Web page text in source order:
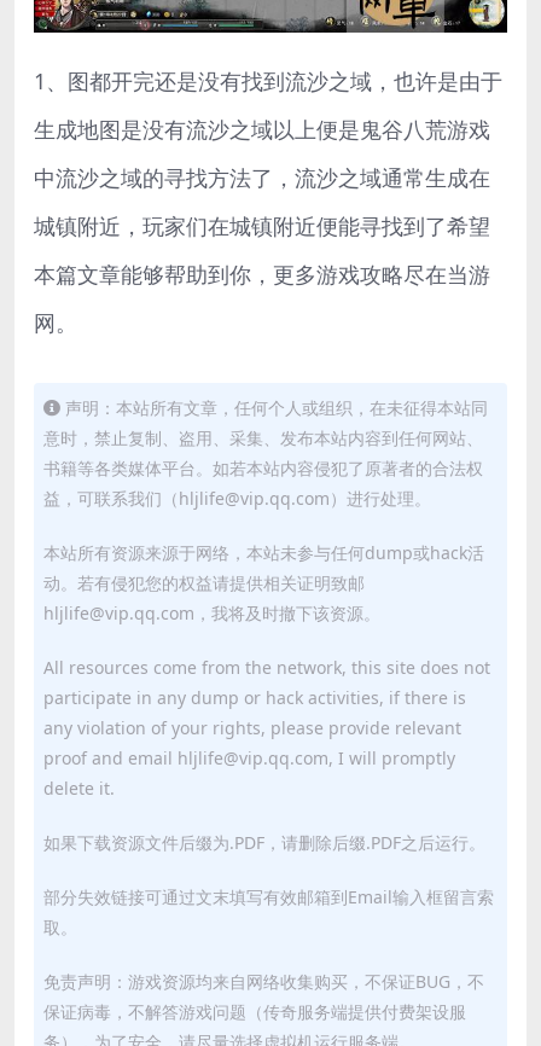
1、图都开完还是没有找到流沙之域，也许是由于
生成地图是没有流沙之域以上便是鬼谷八荒游戏
中流沙之域的寻找方法了，流沙之域通常生成在
城镇附近，玩家们在城镇附近便能寻找到了希望
本篇文章能够帮助到你，更多游戏攻略尽在当游
网。
声明：本站所有文章，任何个人或组织，在未征得本站同
意时，禁止复制、盗用、采集、发布本站内容到任何网站、
书籍等各类媒体平台。如若本站内容侵犯了原著者的合法权
益，可联系我们（hljlife@vip.qq.com）进行处理。
本站所有资源来源于网络，本站未参与任何dump或hack活
动。若有侵犯您的权益请提供相关证明致邮
hljlife@vip.qq.com，我将及时撤下该资源。
All resources come from the network, this site does not
participate in any dump or hack activities, if there is
any violation of your rights, please provide relevant
proof and email hljlife@vip.qq.com, I will promptly
delete it.
如果下载资源文件后缀为.PDF，请删除后缀.PDF之后运行。
部分失效链接可通过文末填写有效邮箱到Email输入框留言索
取。
免责声明：游戏资源均来自网络收集购买，不保证BUG，不
保证病毒，不解答游戏问题（传奇服务端提供付费架设服
务），为了安全，请尽量选择虚拟机运行服务端。